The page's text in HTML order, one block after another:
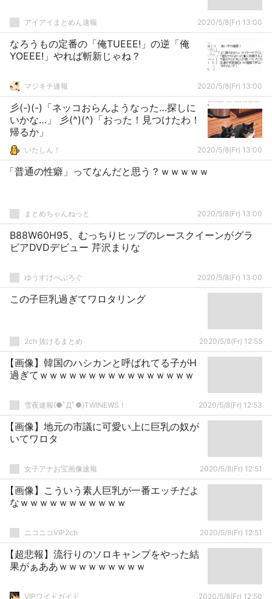
アイアイまとめん速報 2020/5/8(Fr) 13:00
なろうもの定番の「俺TUEEE!」の逆「俺
YOEEE!」やれば斬新じゃね？
マジキチ速報 2020/5/8(Fr) 13:00
彡(-)(-)「ネッコおらんようなった…探しに
いかな…」 彡(^)(^)「おった！見つけたわ！
帰るか」
いたしん！ 2020/5/8(Fr) 13:00
「普通の性癖」ってなんだと思う？ｗｗｗｗｗ
まとめちゃんねっと 2020/5/8(Fr) 13:00
B88W60H95、むっちりヒップのレースクイーンがグラ
ビアDVDデビュー 芹沢まりな
ゆうすけべぶろぐ 2020/5/8(Fr) 13:00
この子巨乳過ぎてワロタリング
2ch 抜けるまとめ 2020/5/8(Fr) 12:55
【画像】韓国のハシカンと呼ばれてる子がH
過ぎてｗｗｗｗｗｗｗｗｗｗｗｗｗｗｗｗ
雪夜速報(●ﾟДﾟ●)TWINEWS！ 2020/5/8(Fr) 12:53
【画像】地元の市議に可愛い上に巨乳の奴が
いてワロタ
女子アナお宝画像速報 2020/5/8(Fr) 12:51
【画像】こういう素人巨乳が一番エッチだよ
なｗｗｗｗｗｗｗｗｗｗｗ
ニコニコVIP2ch 2020/5/8(Fr) 12:51
【超悲報】流行りのソロキャンプをやった結
果がぁああｗｗｗｗｗｗｗｗｗ
VIPワイドガイド 2020/5/8(Fr) 12:50